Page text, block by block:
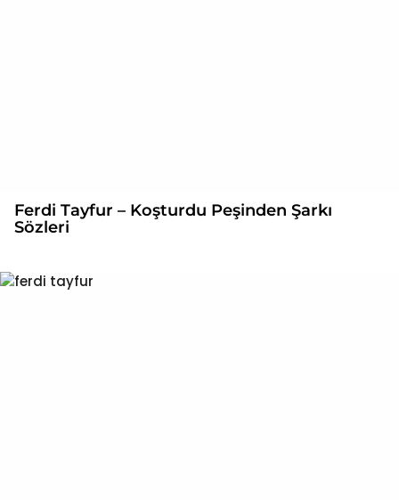
Ferdi Tayfur – Koşturdu Peşinden Şarkı
Sözleri